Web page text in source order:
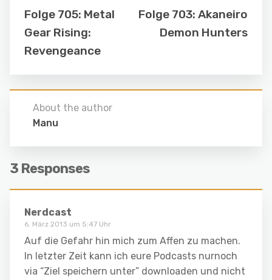
Folge 705: Metal
Gear Rising:
Revengeance
Folge 703: Akaneiro
Demon Hunters
About the author
Manu
3 Responses
Nerdcast
6. März 2013 um 5:47 Uhr
Auf die Gefahr hin mich zum Affen zu machen.
In letzter Zeit kann ich eure Podcasts nurnoch
via “Ziel speichern unter” downloaden und nicht